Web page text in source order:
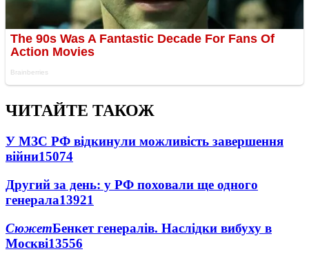
ЧИТАЙТЕ ТАКОЖ
У МЗС РФ відкинули можливість завершення
війни15074
Другий за день: у РФ поховали ще одного
генерала13921
СюжетБенкет генералів. Наслідки вибуху в
Москві13556